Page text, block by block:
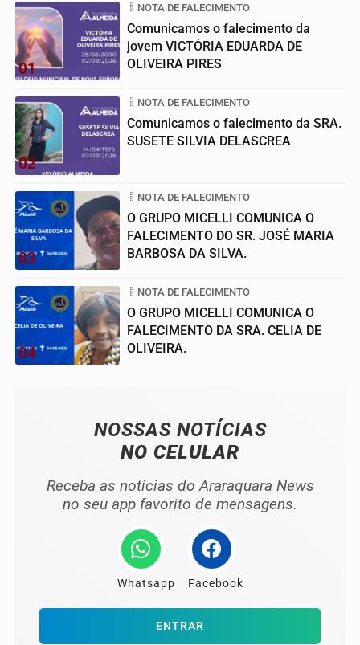
01
NOTA DE FALECIMENTO
Comunicamos o falecimento da
jovem VICTÓRIA EDUARDA DE
OLIVEIRA PIRES
02
NOTA DE FALECIMENTO
Comunicamos o falecimento da SRA.
SUSETE SILVIA DELASCREA
03
NOTA DE FALECIMENTO
O GRUPO MICELLI COMUNICA O
FALECIMENTO DO SR. JOSÉ MARIA
BARBOSA DA SILVA.
04
NOTA DE FALECIMENTO
O GRUPO MICELLI COMUNICA O
FALECIMENTO DA SRA. CELIA DE
OLIVEIRA.
NOSSAS NOTÍCIAS
NO CELULAR
Receba as notícias do Araraquara News
no seu app favorito de mensagens.
Whatsapp Facebook
ENTRAR